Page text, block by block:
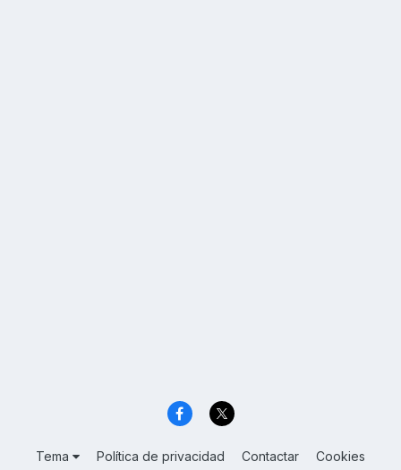
Tema Política de privacidad Contactar Cookies